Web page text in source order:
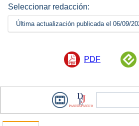
Seleccionar redacción:
Última actualización publicada el 06/09/
PDF